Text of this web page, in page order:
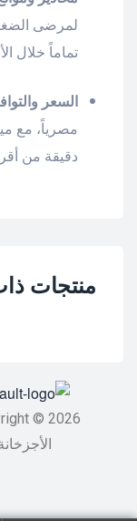
لمرضى
تماماً خلال
السعر
دقيقة من
منتجات
© 2026